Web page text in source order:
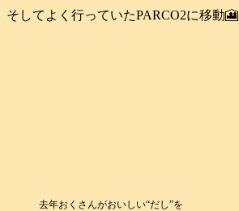
そしてよく行っていたPARCO2に移動🎦
去年おくさんがおいしい“だし”を